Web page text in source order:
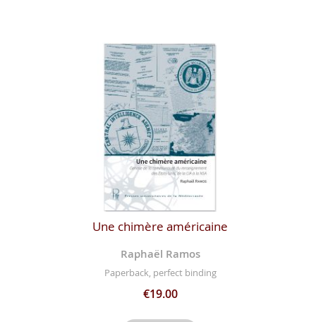
Une chimère américaine
Raphaël Ramos
Paperback, perfect binding
€19.00